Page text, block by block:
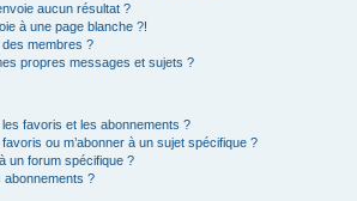
aucun résultat ?
à une page blanche ?!
membres ?
propres messages et sujets ?
favoris et les abonnements ?
ou m’abonner à un sujet spécifique ?
un forum spécifique ?
abonnements ?